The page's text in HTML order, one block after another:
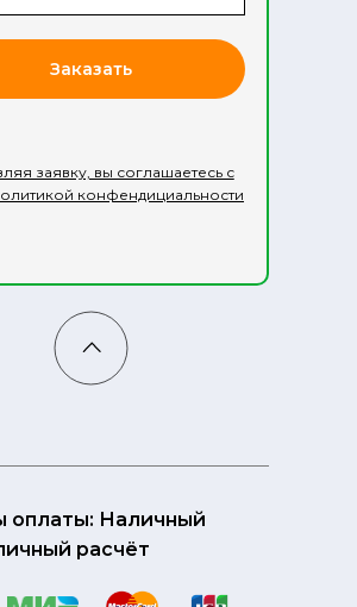
Заказать
заявку, вы соглашаетесь с
конфендициальности
оплаты: Наличный
расчёт